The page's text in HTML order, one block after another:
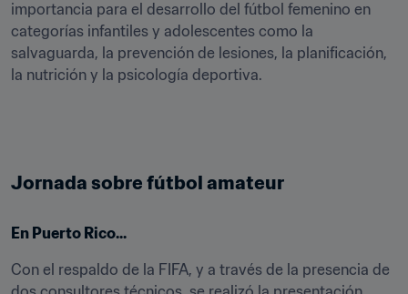
importancia para el desarrollo del fútbol femenino en
categorías infantiles y adolescentes como la
salvaguarda, la prevención de lesiones, la planificación,
la nutrición y la psicología deportiva.
Jornada sobre fútbol amateur
En Puerto Rico...
Con el respaldo de la FIFA, y a través de la presencia de